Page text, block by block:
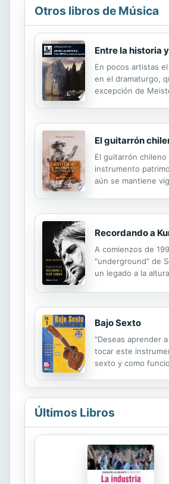
Otros libros de Música
Entre la historia
En pocos artistas
en el dramaturgo,
excepción de
El guitarrón
El guitarrón
instrumento
aún se mantiene
Recordando a
A comienzos de
"underground" de
un legado a la
Bajo Sexto
"Deseas aprender
tocar este
sexto y como
Últimos Libros